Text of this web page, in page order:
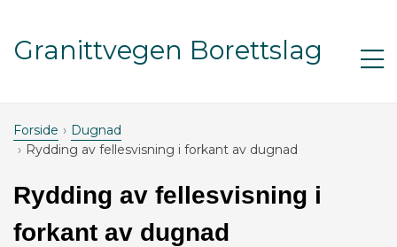
Granittvegen Borettslag
Forside
Dugnad
Rydding av fellesvisning i forkant av dugnad
Rydding av fellesvisning i
forkant av dugnad